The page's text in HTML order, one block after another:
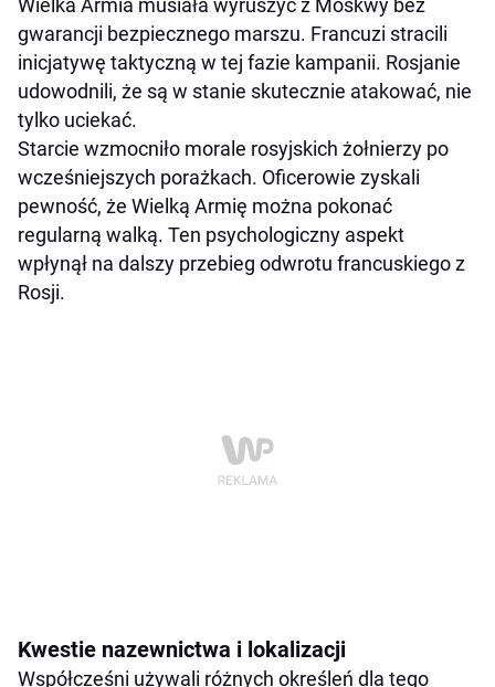
gwarancji bezpiecznego marszu. Francuzi stracili
inicjatywę taktyczną w tej fazie kampanii. Rosjanie
udowodnili, że są w stanie skutecznie atakować, nie
tylko uciekać.
Starcie wzmocniło morale rosyjskich żołnierzy po
wcześniejszych porażkach. Oficerowie zyskali
pewność, że Wielką Armię można pokonać
regularną walką. Ten psychologiczny aspekt
wpłynął na dalszy przebieg odwrotu francuskiego z
Rosji.
Kwestie nazewnictwa i lokalizacji
Współcześni używali różnych określeń dla tego